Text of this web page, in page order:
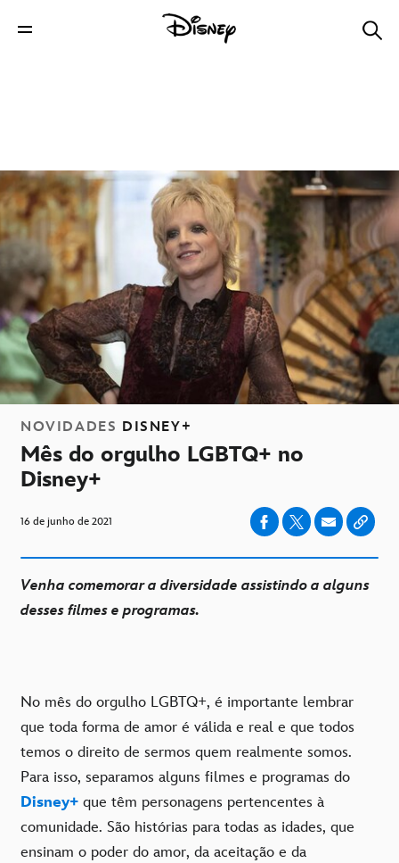
NOVIDADES DISNEY+
Mês do orgulho LGBTQ+ no
Disney+
16 de junho de 2021
Venha comemorar a diversidade assistindo a alguns
desses filmes e programas.
No mês do orgulho LGBTQ+, é importante lembrar
que toda forma de amor é válida e real e que todos
temos o direito de sermos quem realmente somos.
Para isso, separamos alguns filmes e programas do
Disney+ que têm personagens pertencentes à
comunidade. São histórias para todas as idades, que
ensinam o poder do amor, da aceitação e da